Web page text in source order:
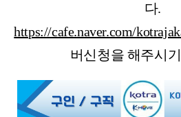
다.
https://cafe.naver.com/
버신청을 해주시